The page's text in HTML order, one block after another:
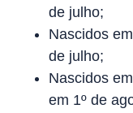
de julho;
Nascidos
de julho;
Nascidos
em 1º de